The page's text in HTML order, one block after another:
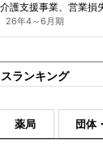
護支援事業、営業損
26年4～6月期
ランキング
薬局 団体